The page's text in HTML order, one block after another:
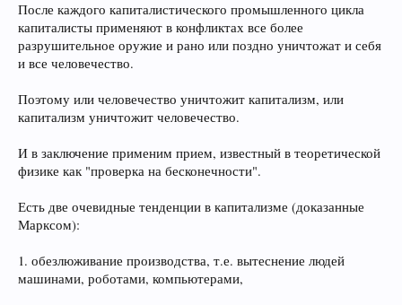
После каждого капиталистического промышленного цикла
капиталисты применяют в конфликтах все более
разрушительное оружие и рано или поздно уничтожат и себя
и все человечество.
Поэтому или человечество уничтожит капитализм, или
капитализм уничтожит человечество.
И в заключение применим прием, известный в теоретической
физике как "проверка на бесконечности".
Есть две очевидные тенденции в капитализме (доказанные
Марксом):
1. обезлюживание производства, т.е. вытеснение людей
машинами, роботами, компьютерами,